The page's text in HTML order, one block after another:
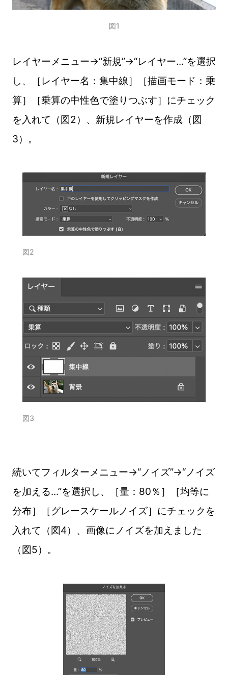
図1
レイヤーメニュー→“新規”→“レイヤー...”を選択
し、［レイヤー名：集中線］［描画モード：乗
算］［乗算の中性色で塗りつぶす］にチェック
を入れて（図2）、新規レイヤーを作成（図
3）。
図2
図3
続いてフィルターメニュー→“ノイズ”→“ノイズ
を加える...”を選択し、［量：80％］［均等に
分布］［グレースケールノイズ］にチェックを
入れて（図4）、画像にノイズを加えました
（図5）。